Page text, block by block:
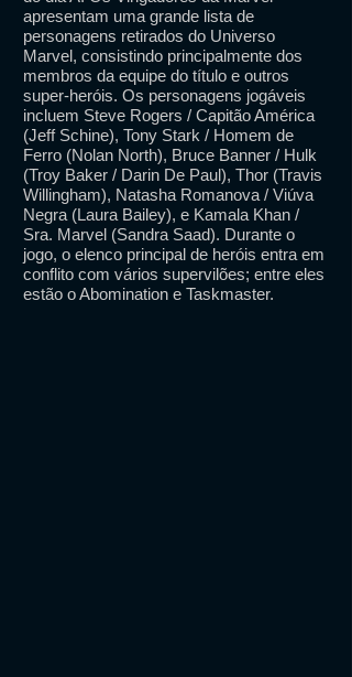
apresentam uma grande lista de
personagens retirados do Universo
Marvel, consistindo principalmente dos
membros da equipe do título e outros
super-heróis. Os personagens jogáveis ​​
incluem Steve Rogers / Capitão América
(Jeff Schine), Tony Stark / Homem de
Ferro (Nolan North), Bruce Banner / Hulk
(Troy Baker / Darin De Paul), Thor (Travis
Willingham), Natasha Romanova / Viúva
Negra (Laura Bailey), e Kamala Khan /
Sra. Marvel (Sandra Saad). Durante o
jogo, o elenco principal de heróis entra em
conflito com vários supervilões; entre eles
estão o Abomination e Taskmaster.